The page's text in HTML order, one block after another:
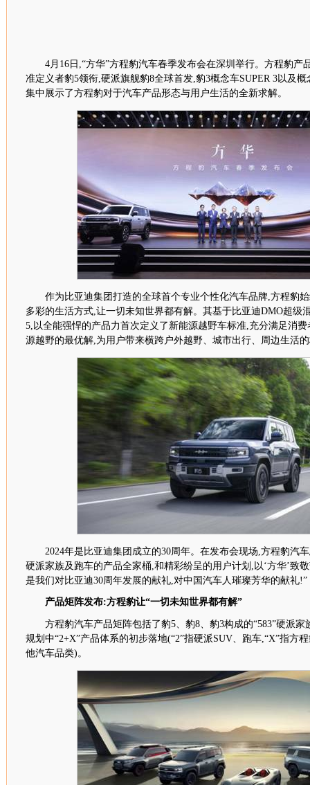
4月 16日,“方华”方程豹汽车春季发布会在深圳举行。方程豹产
准定义者豹5领衔,硬派旗舰豹8全球首发,豹3概念车SUPER 3以及概
集中展示了方程豹对于汽车产品形态与用户生活的全新求解。
作为比亚迪集团打造的全球首个专业个性化汽车品牌,方程豹
多彩的生活方式,让一切未知世界都有解。其基于比亚迪DMO超级
5,以全能强悍的产品力首次定义了新能源越野车标准,充分满足消
源越野的最优解,为用户带来横跨户外越野、城市出行、周边生活
2024年是比亚迪集团成立的30周年。在发布会现场,方程豹汽
硬派家族及 跑车的产品全家桶,和精彩纷呈的用户计划 ,以‘方华’致
是我们对比亚迪30周年发展的献礼,对中国汽车人璀璨芳华的献礼!”
产品矩阵发布:方程豹让“一切未知世界都有解”
方程豹汽车产品矩阵包括了豹5、豹8、豹3构成的“583”硬派家
规划中“2+X”产品体系的初步落地(“2”指硬派SUV、跑车,“X”指方
他汽车品类)。